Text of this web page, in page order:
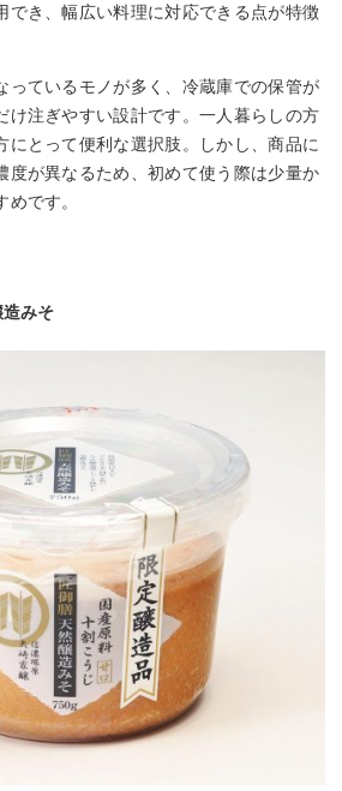
でき、幅広い料理に対応できる点が特徴
っているモノが多く、冷蔵庫での保管が
け注ぎやすい設計です。一人暮らしの方
にとって便利な選択肢。しかし、商品に
度が異なるため、初めて使う際は少量か
です。
みそ